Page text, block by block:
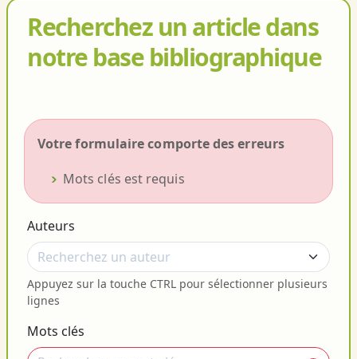
Recherchez un article dans
notre base bibliographique
Votre formulaire comporte des erreurs
Mots clés est requis
Auteurs
Appuyez sur la touche CTRL pour sélectionner plusieurs
lignes
Mots clés